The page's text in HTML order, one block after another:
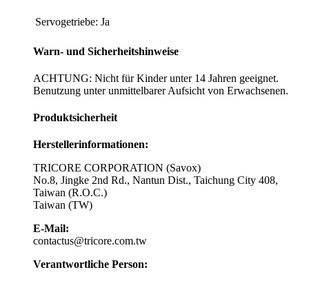
Servogetriebe: Ja
Warn- und Sicherheitshinweise
ACHTUNG: Nicht für Kinder unter 14 Jahren geeignet.
Benutzung unter unmittelbarer Aufsicht von Erwachsenen.
Produktsicherheit
Herstellerinformationen:
TRICORE CORPORATION (Savox)
No.8, Jingke 2nd Rd., Nantun Dist., Taichung City 408,
Taiwan (R.O.C.)
Taiwan (TW)
E-Mail:
contactus@tricore.com.tw
Verantwortliche Person: